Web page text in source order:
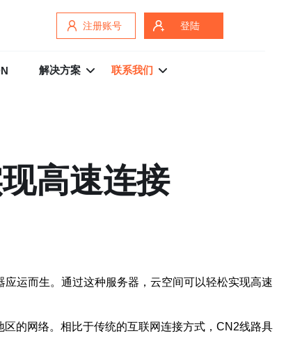
注册账号 登陆
解决方案 联系我们
高速连接
运而生。通过这种服务器，云空间可以轻松实现高速
的网络。相比于传统的互联网连接方式，CN2线路具